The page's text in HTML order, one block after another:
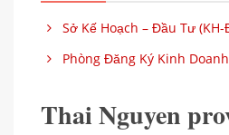
Sở Kế Hoạch – Đầu Tư
Phòng Đăng Ký Kinh
Thai Nguyen